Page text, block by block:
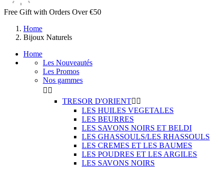
Free Gift with Orders Over €50
Home
Bijoux Naturels
Home
Les Nouveautés
Les Promos
Nos gammes
 
TRESOR D'ORIENT 
LES HUILES VEGETALES
LES BEURRES
LES SAVONS NOIRS ET BELDI
LES GHASSOULS/LES RHASSOULS
LES CREMES ET LES BAUMES
LES POUDRES ET LES ARGILES
LES SAVONS NOIRS